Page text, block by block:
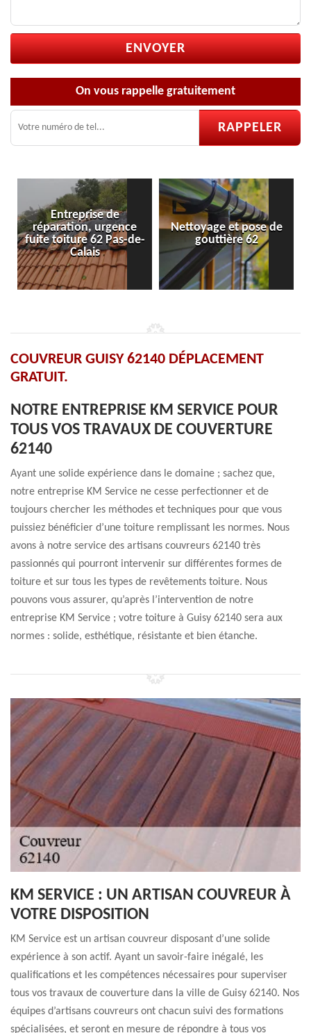
On vous rappelle gratuitement
Entreprise de
réparation, urgence
fuite toiture 62 Pas-de-
Calais
Nettoyage et pose de
gouttière 62
COUVREUR GUISY 62140 DÉPLACEMENT
GRATUIT.
NOTRE ENTREPRISE KM SERVICE POUR
TOUS VOS TRAVAUX DE COUVERTURE
62140
Ayant une solide expérience dans le domaine ; sachez que,
notre entreprise KM Service ne cesse perfectionner et de
toujours chercher les méthodes et techniques pour que vous
puissiez bénéficier d’une toiture remplissant les normes. Nous
avons à notre service des artisans couvreurs 62140 très
passionnés qui pourront intervenir sur différentes formes de
toiture et sur tous les types de revêtements toiture. Nous
pouvons vous assurer, qu’après l’intervention de notre
entreprise KM Service ; votre toiture à Guisy 62140 sera aux
normes : solide, esthétique, résistante et bien étanche.
KM SERVICE : UN ARTISAN COUVREUR À
VOTRE DISPOSITION
KM Service est un artisan couvreur disposant d’une solide
expérience à son actif. Ayant un savoir-faire inégalé, les
qualifications et les compétences nécessaires pour superviser
tous vos travaux de couverture dans la ville de Guisy 62140. Nos
équipes d’artisans couvreurs ont chacun suivi des formations
spécialisées, et seront en mesure de répondre à tous vos